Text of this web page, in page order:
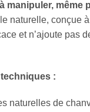
manipuler, même
naturelle, conçue
et n’ajoute pas
:
naturelles de